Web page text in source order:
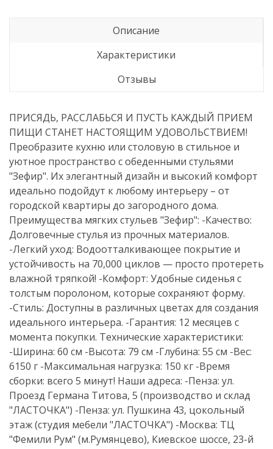
Описание
Характеристики
Отзывы
ПРИСЯДЬ, РАССЛАБЬСЯ И ПУСТЬ КАЖДЫЙ ПРИЕМ
ПИЩИ СТАНЕТ НАСТОЯЩИМ УДОВОЛЬСТВИЕМ!
Преобразите кухню или столовую в стильное и
уютное пространство с обеденными стульями
"Зефир". Их элегантный дизайн и высокий комфорт
идеально подойдут к любому интерьеру – от
городской квартиры до загородного дома.
Преимущества мягких стульев "Зефир": -Качество:
Долговечные стулья из прочных материалов.
-Легкий уход: Водоотталкивающее покрытие и
устойчивость на 70,000 циклов — просто протереть
влажной тряпкой! -Комфорт: Удобные сиденья с
толстым поролоном, которые сохраняют форму.
-Стиль: Доступны в различных цветах для создания
идеального интерьера. -Гарантия: 12 месяцев с
момента покупки. Технические характеристики:
-Ширина: 60 см -Высота: 79 см -Глубина: 55 см -Вес:
6150 г -Максимальная нагрузка: 150 кг -Время
сборки: всего 5 минут! Наши адреса: -Пенза: ул.
Проезд Германа Титова, 5 (производство и склад
"ЛАСТОЧКА") -Пенза: ул. Пушкина 43, цокольный
этаж (студия мебели "ЛАСТОЧКА") -Москва: ТЦ
"Фемили Рум" (м.Румянцево), Киевское шоссе, 23-й